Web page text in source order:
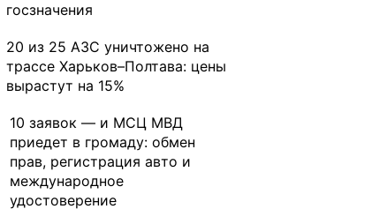
госзначения
20 из 25 АЗС уничтожено на
трассе Харьков–Полтава: цены
вырастут на 15%
10 заявок — и МСЦ МВД
приедет в громаду: обмен
прав, регистрация авто и
международное
удостоверение